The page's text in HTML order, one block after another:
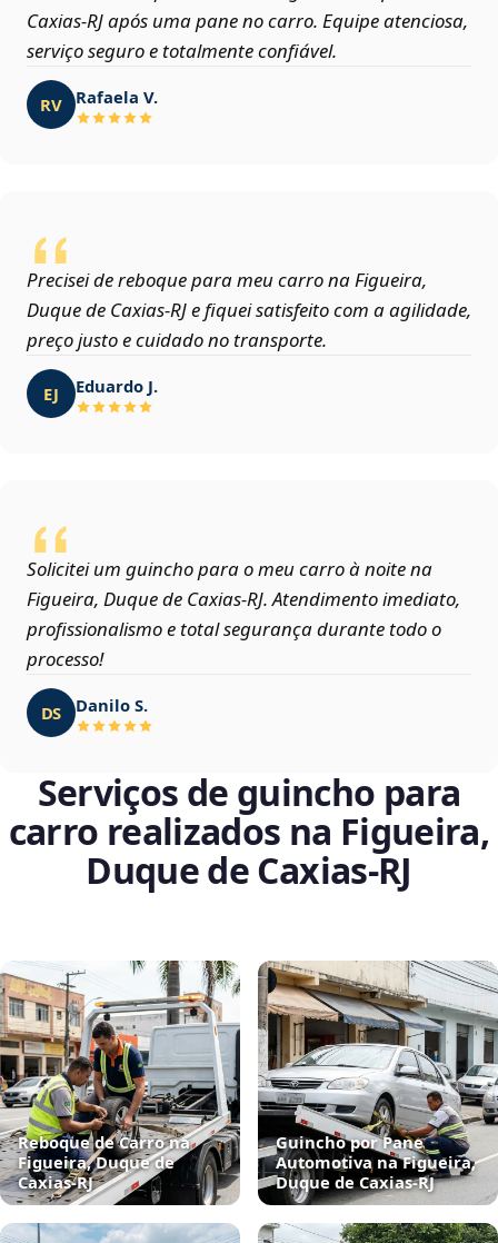
Caxias‑RJ após uma pane no carro. Equipe atenciosa,
serviço seguro e totalmente confiável.
RV Rafaela V.
Precisei de reboque para meu carro na Figueira,
Duque de Caxias‑RJ e fiquei satisfeito com a agilidade,
preço justo e cuidado no transporte.
EJ Eduardo J.
Solicitei um guincho para o meu carro à noite na
Figueira, Duque de Caxias‑RJ. Atendimento imediato,
profissionalismo e total segurança durante todo o
processo!
DS Danilo S.
Serviços de guincho para
carro realizados na Figueira,
Duque de Caxias‑RJ
Reboque de Carro na
Figueira, Duque de
Caxias‑RJ
Guincho por Pane
Automotiva na Figueira,
Duque de Caxias‑RJ